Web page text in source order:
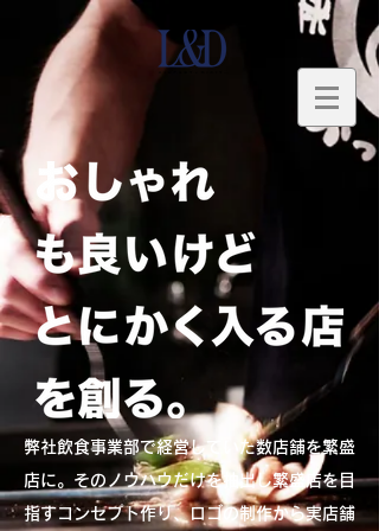
弊社飲食事業部で経営していた数店舗を繁盛
店に。そのノウハウだけを抽出し繁盛店を目
指すコンセプト作り、ロゴの制作から実店舗